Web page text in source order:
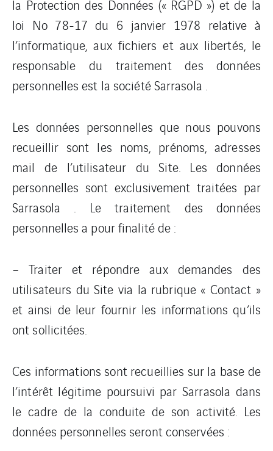
la Protection des Données (« RGPD ») et de la
loi No 78-17 du 6 janvier 1978 relative à
l’informatique, aux fichiers et aux libertés, le
responsable du traitement des données
personnelles est la société Sarrasola .
Les données personnelles que nous pouvons
recueillir sont les noms, prénoms, adresses
mail de l’utilisateur du Site. Les données
personnelles sont exclusivement traitées par
Sarrasola . Le traitement des données
personnelles a pour finalité de :
– Traiter et répondre aux demandes des
utilisateurs du Site via la rubrique « Contact »
et ainsi de leur fournir les informations qu’ils
ont sollicitées.
Ces informations sont recueillies sur la base de
l’intérêt légitime poursuivi par Sarrasola dans
le cadre de la conduite de son activité. Les
données personnelles seront conservées :